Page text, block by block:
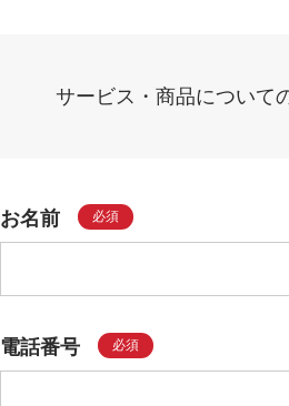
サービス・商品について
お名前 必須
電話番号 必須